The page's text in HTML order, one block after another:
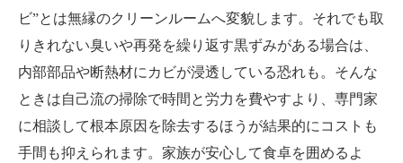
ビ”とは無縁のクリーンルームへ変貌します。それでも取
りきれない臭いや再発を繰り返す黒ずみがある場合は、
内部部品や断熱材にカビが浸透している恐れも。そんな
ときは自己流の掃除で時間と労力を費やすより、専門家
に相談して根本原因を除去するほうが結果的にコストも
手間も抑えられます。家族が安心して食卓を囲めるよ